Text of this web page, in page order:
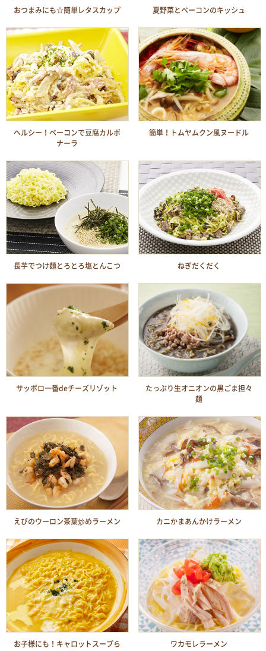
おつまみにも☆簡単レタスカップ 夏野菜とベーコンのキッシュ
ヘルシー！ベーコンで豆腐カルボ
ナーラ
簡単！トムヤムクン風ヌードル
長芋でつけ麺とろとろ塩とんこつ ねぎだくだく
サッポロ一番deチーズリゾット
たっぷり生オニオンの黒ごま担々
麺
えびのウーロン茶葉炒めラーメン カニかまあんかけラーメン
お子様にも！キャロットスープら
ワカモレラーメン